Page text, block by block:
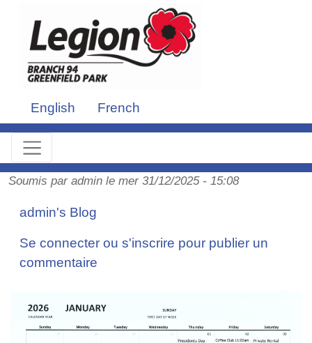
Aller au contenu principal
English French
Soumis par admin le mer 31/12/2025 - 15:08
admin's Blog
Se connecter ou s'inscrire pour publier un
commentaire